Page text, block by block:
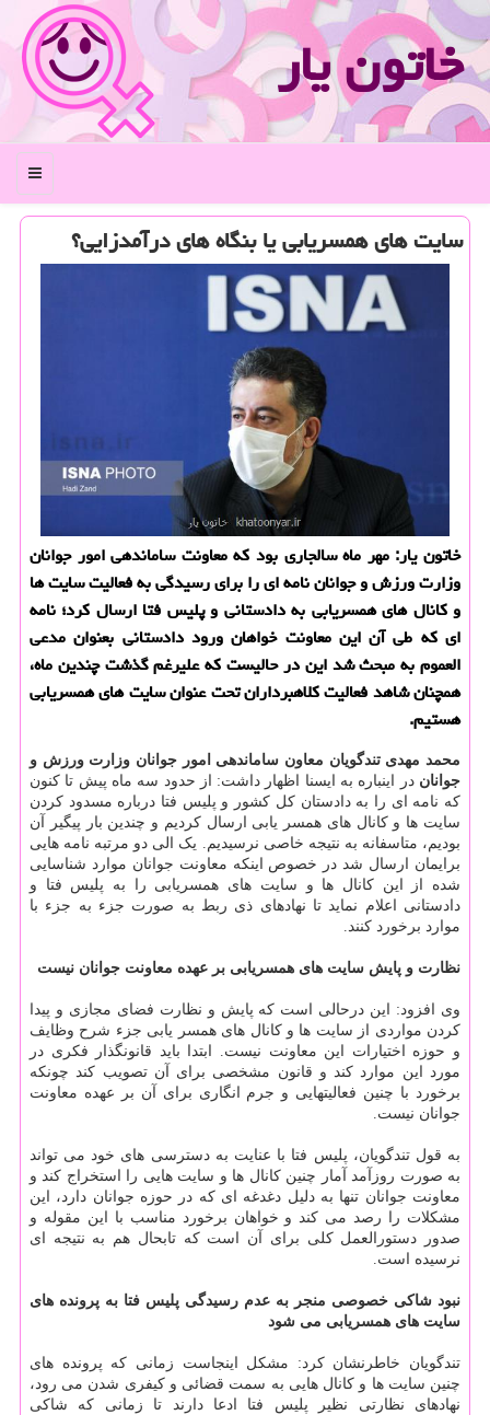
خاتون یار
منو
سایت های همسریابی یا بنگاه های درآمدزایی؟
خاتون یار: مهر ماه سالجاری بود که معاونت ساماندهی امور جوانان
وزارت ورزش و جوانان نامه ای را برای رسیدگی به فعالیت سایت ها
و کانال های همسریابی به دادستانی و پلیس فتا ارسال کرد؛ نامه
ای که طی آن این معاونت خواهان ورود دادستانی بعنوان مدعی
العموم به مبحث شد این در حالیست که علیرغم گذشت چندین ماه،
همچنان شاهد فعالیت کلاهبرداران تحت عنوان سایت های همسریابی
هستیم.
محمد مهدی تندگویان معاون ساماندهی امور جوانان وزارت ورزش و
جوانان در اینباره به ایسنا اظهار داشت: از حدود سه ماه پیش تا کنون
که نامه ای را به دادستان کل کشور و پلیس فتا درباره مسدود کردن
سایت ها و کانال های همسر یابی ارسال کردیم و چندین بار پیگیر آن
بودیم، متاسفانه به نتیجه خاصی نرسیدیم. یک الی دو مرتبه نامه هایی
برایمان ارسال شد در خصوص اینکه معاونت جوانان موارد شناسایی
شده از این کانال ها و سایت های همسریابی را به پلیس فتا و
دادستانی اعلام نماید تا نهادهای ذی ربط به صورت جزء به جزء با
موارد برخورد کنند.
نظارت و پایش سایت های همسریابی بر عهده معاونت جوانان نیست
وی افزود: این درحالی است که پایش و نظارت فضای مجازی و پیدا
کردن مواردی از سایت ها و کانال های همسر یابی جزء شرح وظایف
و حوزه اختیارات این معاونت نیست. ابتدا باید قانونگذار فکری در
مورد این موارد کند و قانون مشخصی برای آن تصویب کند چونکه
برخورد با چنین فعالیتهایی و جرم انگاری برای آن بر عهده معاونت
جوانان نیست.
به قول تندگویان، پلیس فتا با عنایت به دسترسی های خود می تواند
به صورت روزآمد آمار چنین کانال ها و سایت هایی را استخراج کند و
معاونت جوانان تنها به دلیل دغدغه ای که در حوزه جوانان دارد، این
مشکلات را رصد می کند و خواهان برخورد مناسب با این مقوله و
صدور دستورالعمل کلی برای آن است که تابحال هم به نتیجه ای
نرسیده است.
نبود شاکی خصوصی منجر به عدم رسیدگی پلیس فتا به پرونده های
سایت های همسریابی می شود
تندگویان خاطرنشان کرد: مشکل اینجاست زمانی که پرونده های
چنین سایت ها و کانال هایی به سمت قضائی و کیفری شدن می رود،
نهادهای نظارتی نظیر پلیس فتا ادعا دارند تا زمانی که شاکی